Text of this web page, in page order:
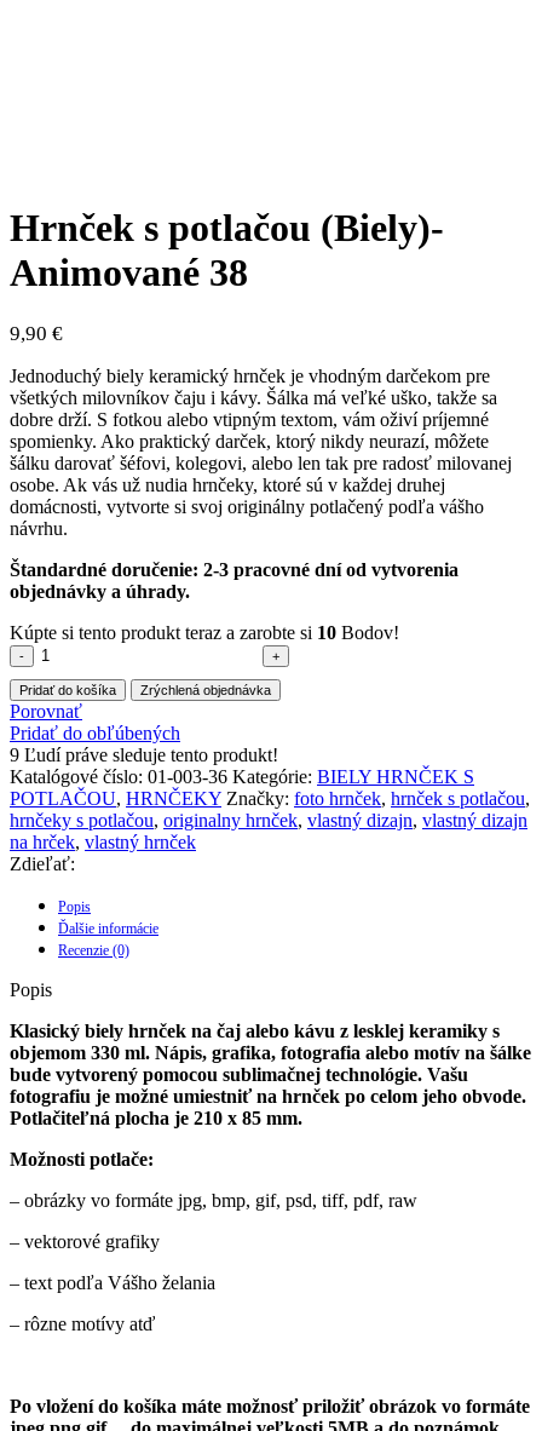
Hrnček s potlačou (Biely)-
Animované 38
9,90 €
Jednoduchý biely keramický hrnček je vhodným darčekom pre
všetkých milovníkov čaju i kávy. Šálka má veľké uško, takže sa
dobre drží. S fotkou alebo vtipným textom, vám oživí príjemné
spomienky. Ako praktický darček, ktorý nikdy neurazí, môžete
šálku darovať šéfovi, kolegovi, alebo len tak pre radosť milovanej
osobe. Ak vás už nudia hrnčeky, ktoré sú v každej druhej
domácnosti, vytvorte si svoj originálny potlačený podľa vášho
návrhu.
Štandardné doručenie: 2-3 pracovné dní od vytvorenia
objednávky a úhrady.
Kúpte si tento produkt teraz a zarobte si 10 Bodov!
množstvo
Hrnček
s
potlačou
(Biely)-
Animované
38
Pridať do košíka Zrýchlená objednávka
Porovnať
Pridať do obľúbených
9 Ľudí práve sleduje tento produkt!
Katalógové číslo: 01-003-36 Kategórie: BIELY HRNČEK S
POTLAČOU, HRNČEKY Značky: foto hrnček, hrnček s potlačou,
hrnčeky s potlačou, originalny hrnček, vlastný dizajn, vlastný dizajn
na hrček, vlastný hrnček
Zdieľať:
Popis
Ďalšie informácie
Recenzie (0)
Popis
Klasický biely hrnček na čaj alebo kávu z lesklej keramiky s
objemom 330 ml. Nápis, grafika, fotografia alebo motív na šálke
bude vytvorený pomocou sublimačnej technológie. Vašu
fotografiu je možné umiestniť na hrnček po celom jeho obvode.
Potlačiteľná plocha je 210 x 85 mm.
Možnosti potlače:
– obrázky vo formáte jpg, bmp, gif, psd, tiff, pdf, raw
– vektorové grafiky
– text podľa Vášho želania
– rôzne motívy atď
Po vložení do košíka máte možnosť priložiť obrázok vo formáte